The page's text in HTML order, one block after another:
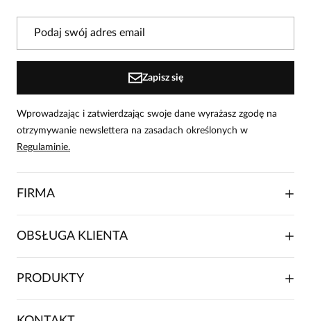
W naszej witrynie opinie mogą dodawać tylko
Zapisz się
Wprowadzając i zatwierdzając swoje dane wyrażasz zgodę na
otrzymywanie newslettera na zasadach określonych w
Regulaminie.
FIRMA
FRANCZYZA
OBSŁUGA KLIENTA
PRODUKTY